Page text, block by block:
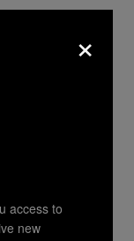
hecho de
todos y
×
access to
new